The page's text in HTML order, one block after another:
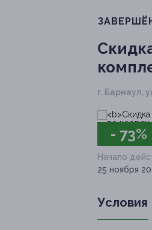
г. Барнаул,
- 73%
Начало
25 ноября
Условия